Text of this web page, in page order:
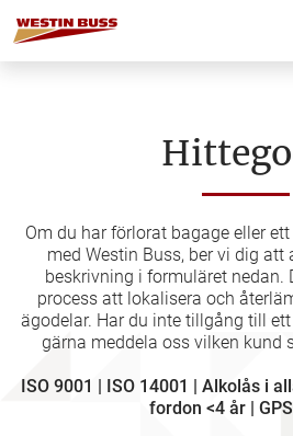
till
Om du har förlorat bagage eller
med Westin Buss, ber vi dig
beskrivning i formuläret nedan.
process att lokalisera och
ägodelar. Har du inte tillgång till
gärna meddela oss vilken kund
ISO 9001 | ISO 14001 | Alkolås i
fordon <4 år |